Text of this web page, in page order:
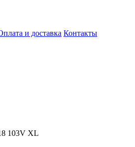
и доставка Контакты
103V XL